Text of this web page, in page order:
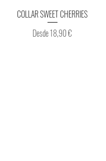
Vista rápida
COLLAR SWEET CHERRIES
Desde18,90 €
Precio de oferta